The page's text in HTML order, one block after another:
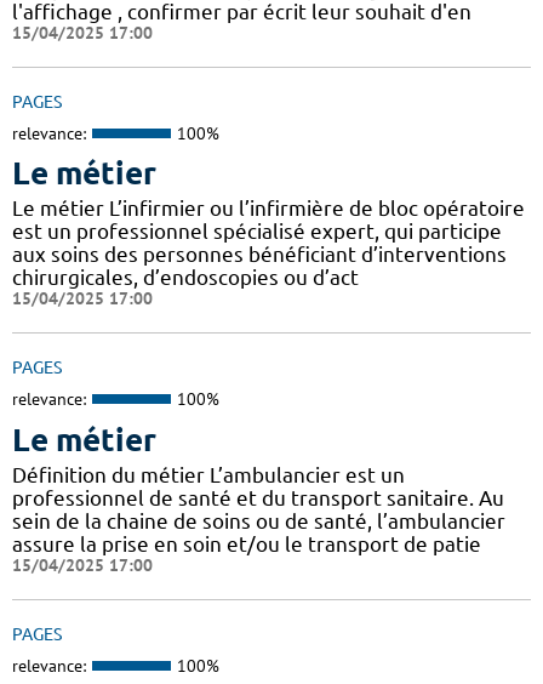
l'affichage , confirmer par écrit leur souhait d'en
15/04/2025 17:00
PAGES
relevance: 100%
Le métier
Le métier L’infirmier ou l’infirmière de bloc opératoire
est un professionnel spécialisé expert, qui participe
aux soins des personnes bénéficiant d’interventions
chirurgicales, d’endoscopies ou d’act
15/04/2025 17:00
PAGES
relevance: 100%
Le métier
Définition du métier L’ambulancier est un
professionnel de santé et du transport sanitaire. Au
sein de la chaine de soins ou de santé, l’ambulancier
assure la prise en soin et/ou le transport de patie
15/04/2025 17:00
PAGES
relevance: 100%